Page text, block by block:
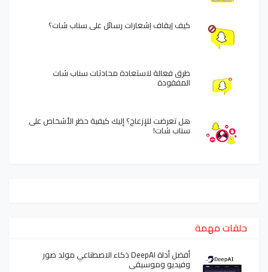
كيف إيقاف إشعارات رسائل على سناب شات؟
طرق فعالة لاستعادة محادثات سناب شات
المفقودة
هل تعرضت للإزعاج؟ إليك كيفية حظر الأشخاص على
سناب شات!
حلقات مهمة
أفضل أداة DeepAI ذكاء الاصطناعي مولد صور
وفيديو وموسيقى